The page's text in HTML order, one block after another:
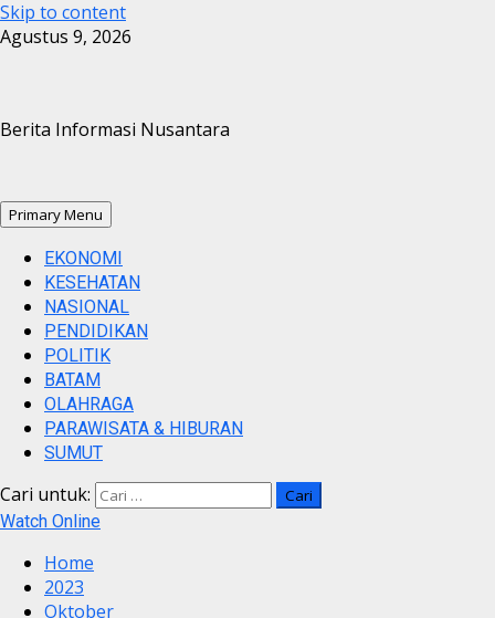
Skip to content
Agustus 9, 2026
Berita Informasi Nusantara
Primary Menu
EKONOMI
KESEHATAN
NASIONAL
PENDIDIKAN
POLITIK
BATAM
OLAHRAGA
PARAWISATA & HIBURAN
SUMUT
Cari untuk:
Watch Online
Home
2023
Oktober